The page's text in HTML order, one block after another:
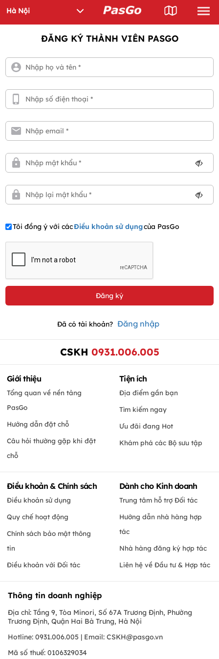
ĐĂNG KÝ THÀNH VIÊN PASGO
Tôi đồng ý với cácĐiều khoản sử dụngcủa PasGo
Đã có tài khoản? Đăng nhập
CSKH 0931.006.005
Giới thiệu
Tổng quan về nền tảng
PasGo
Hướng dẫn đặt chỗ
Câu hỏi thường gặp khi đặt
chỗ
Tiện ích
Địa điểm gần bạn
Tìm kiếm ngay
Ưu đãi đang Hot
Khám phá các Bộ sưu tập
Điều khoản & Chính sách
Điều khoản sử dụng
Quy chế hoạt động
Chính sách bảo mật thông
tin
Điều khoản với Đối tác
Dành cho Kinh doanh
Trung tâm hỗ trợ Đối tác
Hướng dẫn nhà hàng hợp
tác
Nhà hàng đăng ký hợp tác
Liên hệ về Đầu tư & Hợp tác
Thông tin doanh nghiệp
Địa chỉ: Tầng 9, Tòa Minori, Số 67A Trương Định, Phường
Trương Định, Quận Hai Bà Trưng, Hà Nội
Hotline: 0931.006.005 | Email: CSKH@pasgo.vn
Mã số thuế: 0106329034